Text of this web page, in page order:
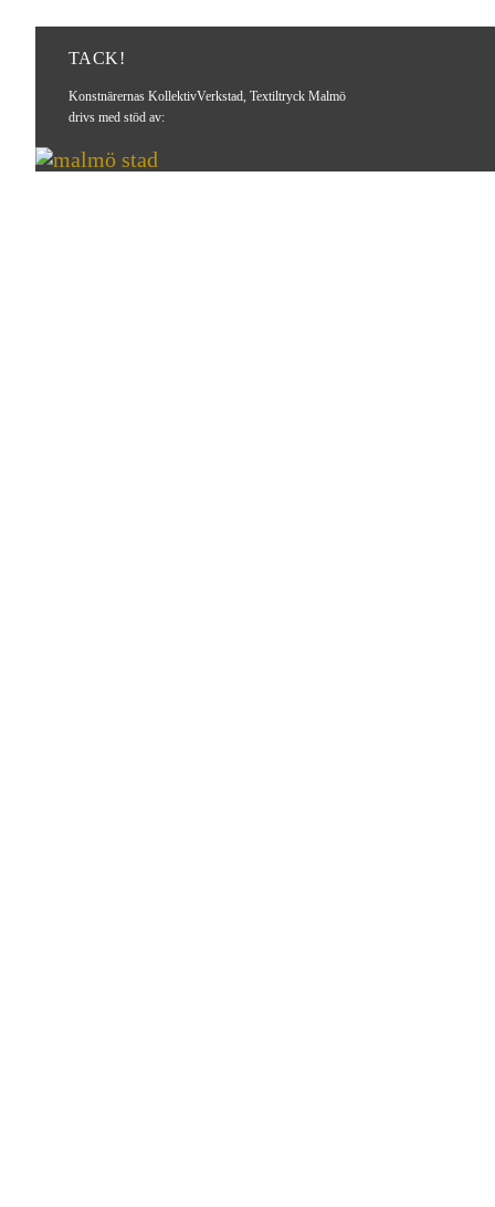
TACK!
Konstnärernas KollektivVerkstad, Textiltryck Malmö
drivs med stöd av: